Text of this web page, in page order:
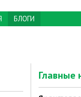
БЛОГИ
Главные